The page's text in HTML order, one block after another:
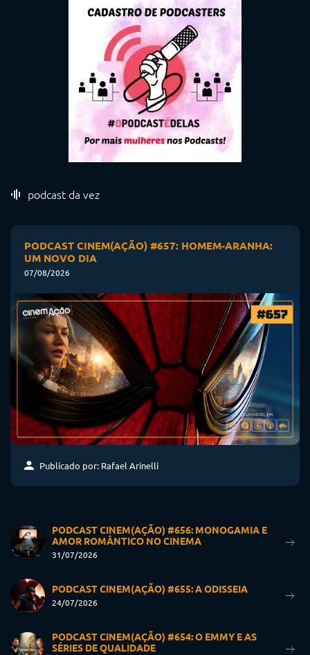
podcast da vez
PODCAST CINEM(AÇÃO) #657: HOMEM-ARANHA:
UM NOVO DIA
07/08/2026
Publicado por: Rafael Arinelli
PODCAST CINEM(AÇÃO) #656: MONOGAMIA E
AMOR ROMÂNTICO NO CINEMA
31/07/2026
PODCAST CINEM(AÇÃO) #655: A ODISSEIA
24/07/2026
PODCAST CINEM(AÇÃO) #654: O EMMY E AS
SÉRIES DE QUALIDADE